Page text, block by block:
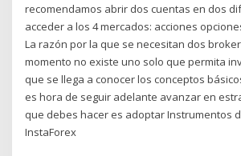
recomendamos abrir dos cuentas en dos
acceder a los 4 mercados: acciones
La razón por la que se necesitan dos
momento no existe uno solo que permita
que se llega a conocer los conceptos
es hora de seguir adelante avanzar en
que debes hacer es adoptar Instrumentos
InstaForex